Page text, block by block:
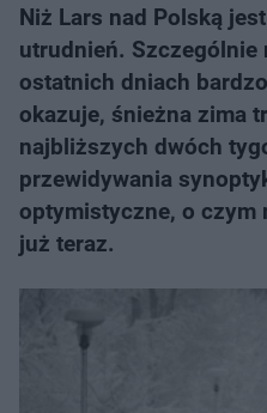
Niż Lars nad Polską
utrudnień. Szczególnie
ostatnich dniach
okazuje, śnieżna zima
najbliższych dwóch
przewidywania
optymistyczne, o czym
już teraz.